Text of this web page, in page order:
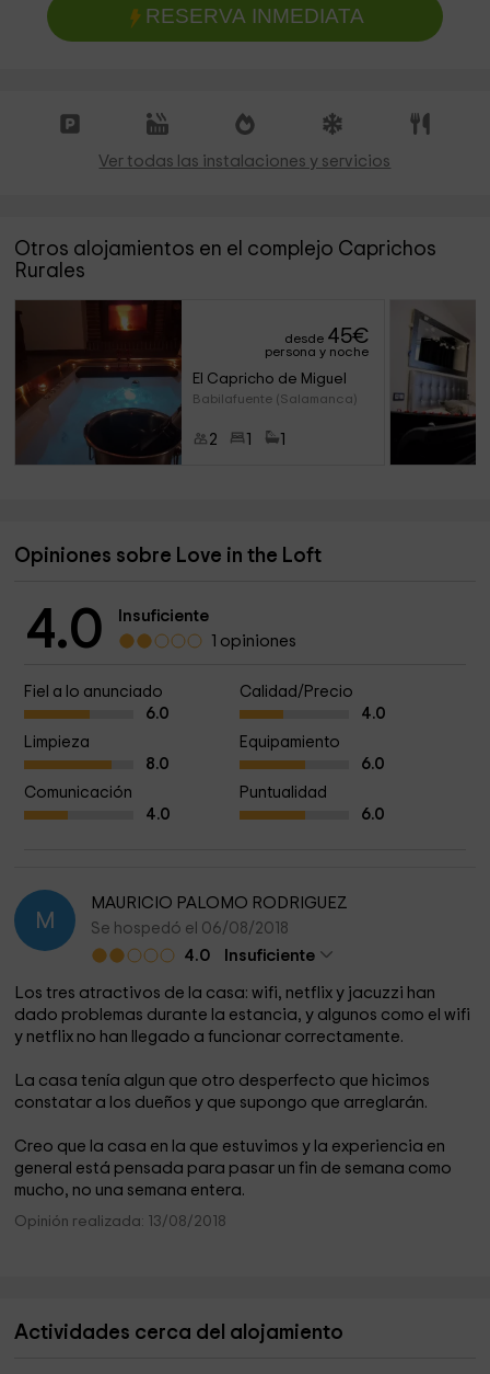
RESERVA INMEDIATA
Ver todas las instalaciones y servicios
Otros alojamientos en el complejo Caprichos
Rurales
desde 45€
persona y noche
El Capricho de Miguel
Babilafuente (Salamanca)
2
Opiniones sobre Love in the Loft
4.0
Insuficiente
1 opiniones
Fiel a lo anunciado
6.0
Calidad/Precio
4.0
Limpieza
8.0
Equipamiento
6.0
Comunicación
4.0
Puntualidad
6.0
M
MAURICIO PALOMO RODRIGUEZ
Se hospedó el 06/08/2018
4.0
Insuficiente
Los tres atractivos de la casa: wifi, netflix y jacuzzi han
dado problemas durante la estancia, y algunos como el wifi
y netflix no han llegado a funcionar correctamente.
La casa tenía algun que otro desperfecto que hicimos
constatar a los dueños y que supongo que arreglarán.
Creo que la casa en la que estuvimos y la experiencia en
general está pensada para pasar un fin de semana como
mucho, no una semana entera.
Opinión realizada: 13/08/2018
Actividades cerca del alojamiento